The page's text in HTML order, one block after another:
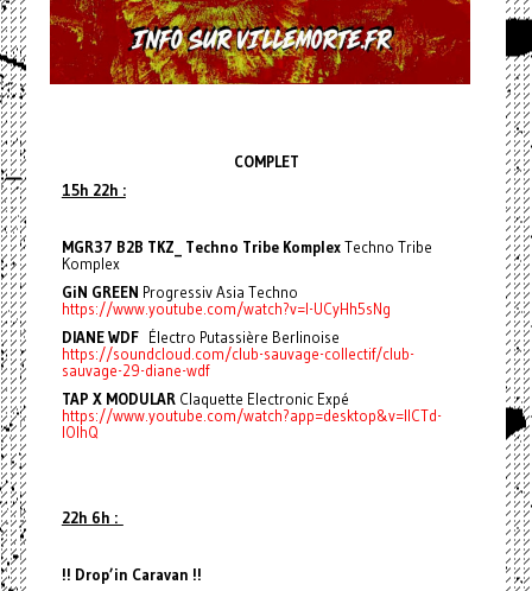
COMPLET
15h 22h :
MGR37 B2B TKZ_ Techno Tribe KomplexTechno Tribe
Komplex
GiN GREEN Progressiv Asia Techno
https://www.youtube.com/watch?v=l-UCyHh5sNg
DIANE WDFÉlectro Putassière Berlinoise
https://soundcloud.com/club-sauvage-collectif/club-
sauvage-29-diane-wdf
TAP X MODULARClaquette Electronic Expé
https://www.youtube.com/watch?app=desktop&v=IICTd-
lOlhQ
22h 6h :
!! Drop’in Caravan !!